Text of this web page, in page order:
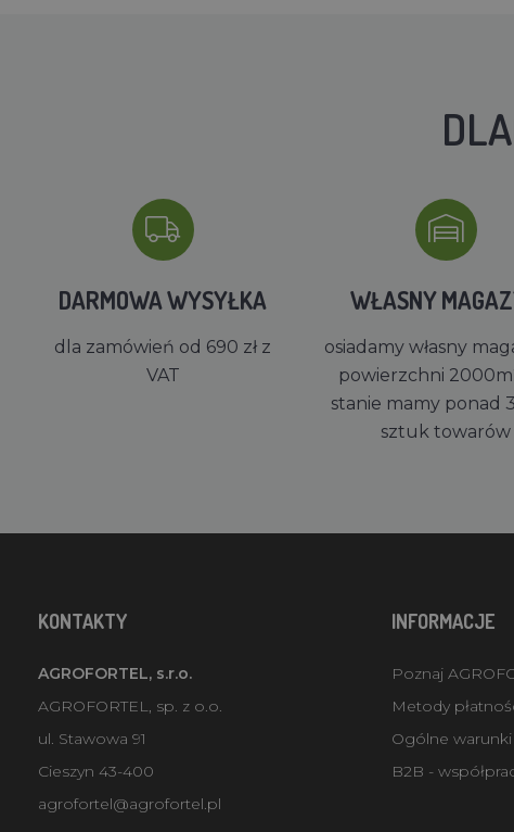
DARMOWA WYSYŁKA
dla zamówień od 690 zł z
VAT
WŁASNY
osiadamy własny
powierzchni
stanie mamy ponad
sztuk towarów
KONTAKTY
AGROFORTEL, s.r.o.
AGROFORTEL, sp. z o.o.
ul. Stawowa 91
Cieszyn 43-400
agrofortel@agrofortel.pl
INFORMACJE
Poznaj
Metody
Ogólne
B2B -